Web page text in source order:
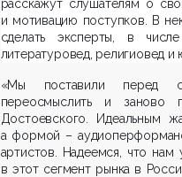
расскажут слушателям о
и мотивацию поступков. В
сделать эксперты, в
литературовед, религиовед и
«Мы поставили перед
переосмыслить и
Достоевского. Идеальным
а формой –
артистов. Надеемся, что нам
в этот сегмент рынка в